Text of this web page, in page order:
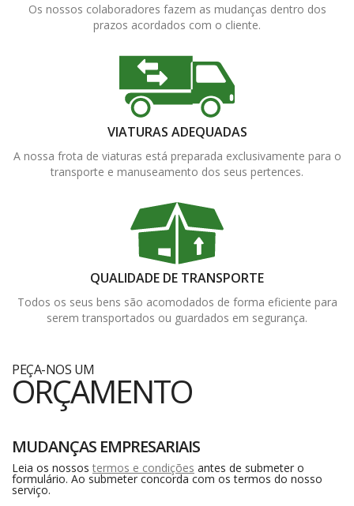
Os nossos colaboradores fazem as mudanças dentro dos
prazos acordados com o cliente.
VIATURAS ADEQUADAS
A nossa frota de viaturas está preparada exclusivamente para o
transporte e manuseamento dos seus pertences.
QUALIDADE DE TRANSPORTE
Todos os seus bens são acomodados de forma eficiente para
serem transportados ou guardados em segurança.
PEÇA-NOS UM
ORÇAMENTO
MUDANÇAS EMPRESARIAIS
Leia os nossos termos e condições antes de submeter o
formulário. Ao submeter concorda com os termos do nosso
serviço.